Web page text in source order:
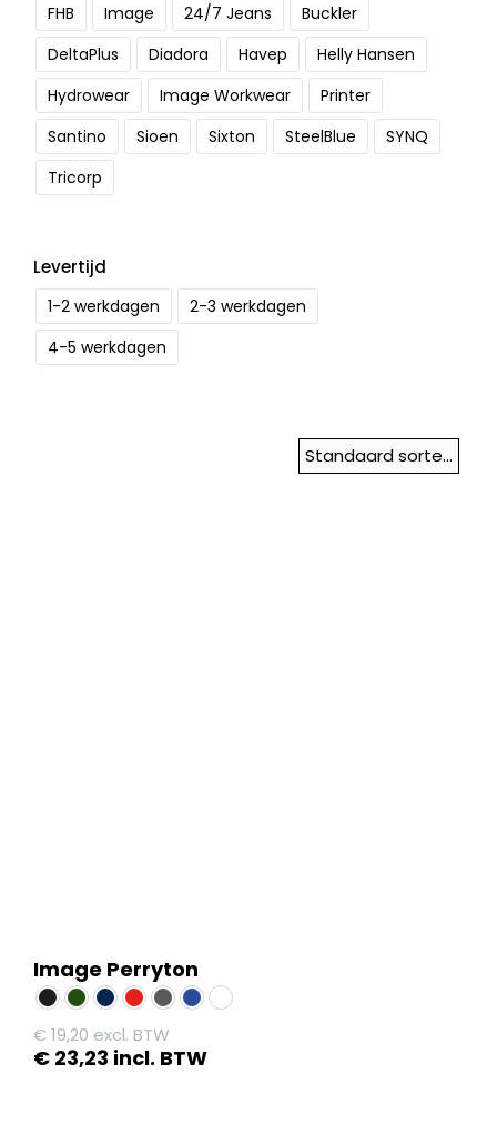
FHB Image 24/7 Jeans
Buckler
DeltaPlus
Diadora Havep
Helly Hansen
Hydrowear
Image Workwear
Printer
Santino
Sioen Sixton SteelBlue
SYNQ
Tricorp
Levertijd
1-2 werkdagen
2-3 werkdagen
4-5 werkdagen
Image Perryton
€19,20 excl. BTW
€ 23,23 incl. BTW